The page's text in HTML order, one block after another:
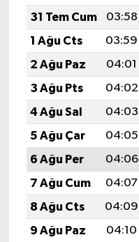
31 Tem Cum
03:58
1 Ağu Cts
03:59
2 Ağu Paz
04:01
3 Ağu Pts
04:02
4 Ağu Sal
04:03
5 Ağu Çar
04:05
6 Ağu Per
04:06
7 Ağu Cum
04:07
8 Ağu Cts
04:09
9 Ağu Paz
04:10